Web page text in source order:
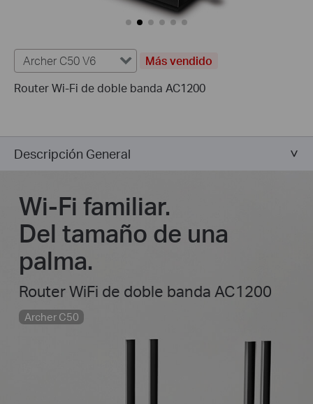
Archer C50 V6
Más vendido
Router Wi-Fi de doble banda AC1200
Descripción General
Wi-Fi familiar.
Del tamaño de una
palma.
Router WiFi de doble banda AC1200
Archer C50